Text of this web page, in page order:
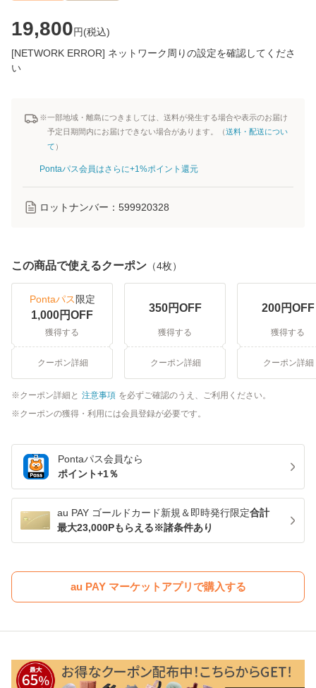
19,800円(税込)
[NETWORK ERROR] ネットワーク周りの設定を確認してくださ
い
※一部地域・離島につきましては、送料が発生する場合や表示のお届け
予定日期間内にお届けできない場合があります。（送料・配送につい
て ）
Pontaパス会員はさらに+1%ポイント還元
ロットナンバー： 599920328
この商品で使えるクーポン （4枚）
Pontaパス 限定
1,000円OFF
獲得する
クーポン詳細
350円OFF
獲得する
クーポン詳細
200円OFF
獲得する
クーポン詳細
クーポン詳細と 注意事項 を必ずご確認のうえ、ご利用ください。
クーポンの獲得・利用には会員登録が必要です。
Pontaパス会員なら
ポイント+1％
au PAY ゴールドカード新規＆即時発行限定合計
最大23,000Pもらえる※諸条件あり
au PAY マーケットアプリで購入する